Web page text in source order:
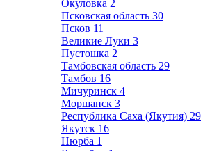
Окуловка 2
Псковская область 30
Псков 11
Великие Луки 3
Пустошка 2
Тамбовская область 29
Тамбов 16
Мичуринск 4
Моршанск 3
Республика Саха (Якутия) 29
Якутск 16
Нюрба 1